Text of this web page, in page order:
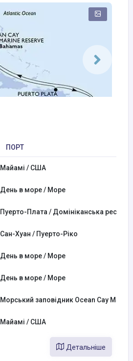
ПОРТ
Майамі / США
День в море / Море
Пуерто-Плата / Домініканська
Сан-Хуан / Пуерто-Ріко
День в море / Море
День в море / Море
Морський заповідник Ocean Cay MSC /
Майамі / США
Детальніше